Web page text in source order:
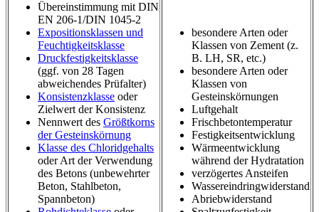
Übereinstimmung mit DIN
EN 206-1/DIN 1045-2
Expositionsklassen und
Feuchtigkeitsklasse
Druckfestigkeitsklasse
(ggf. von 28 Tagen
abweichendes Prüfalter)
Konsistenzklasse oder
Zielwert der Konsistenz
Nennwert des Größtkorns
der Gesteinskörnung
Klasse des Chloridgehalts
oder Art der Verwendung
des Betons (unbewehrter
Beton, Stahlbeton,
Spannbeton)
besondere Arten oder
Klassen von Zement (z.
B. LH, SR, etc.)
besondere Arten oder
Klassen von
Gesteinskörnungen
Luftgehalt
Frischbetontemperatur
Festigkeitsentwicklung
Wärmeentwicklung
während der Hydratation
verzögertes Ansteifen
Wassereindringwiderstand
Abriebwiderstand